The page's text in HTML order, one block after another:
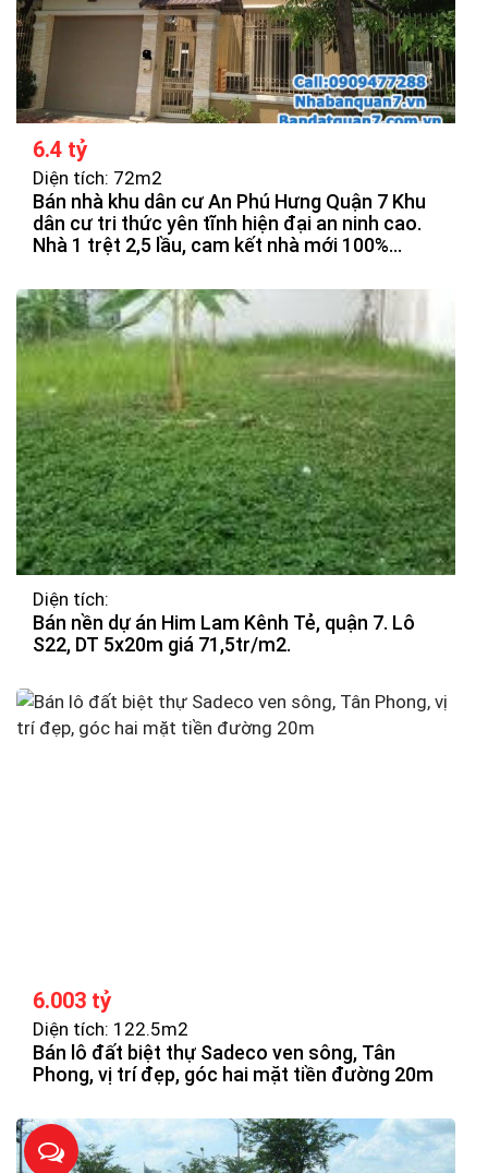
6.4 tỷ
Diện tích: 72m2
Bán nhà khu dân cư An Phú Hưng Quận 7 Khu
dân cư tri thức yên tĩnh hiện đại an ninh cao.
Nhà 1 trệt 2,5 lầu, cam kết nhà mới 100%
chắn. Các phòng được bố trí hợp lý.
Diện tích:
Bán nền dự án Him Lam Kênh Tẻ, quận 7. Lô
S22, DT 5x20m giá 71,5tr/m2.
6.003 tỷ
Diện tích: 122.5m2
Bán lô đất biệt thự Sadeco ven sông, Tân
Phong, vị trí đẹp, góc hai mặt tiền đường 20m